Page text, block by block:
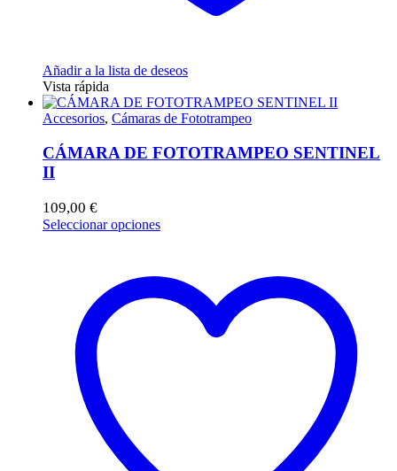
Añadir a la lista de deseos
Vista rápida
Accesorios, Cámaras de Fototrampeo
CÁMARA DE FOTOTRAMPEO SENTINEL
II
109,00 €
Seleccionar opcionesEste
variantes.
Las
opciones